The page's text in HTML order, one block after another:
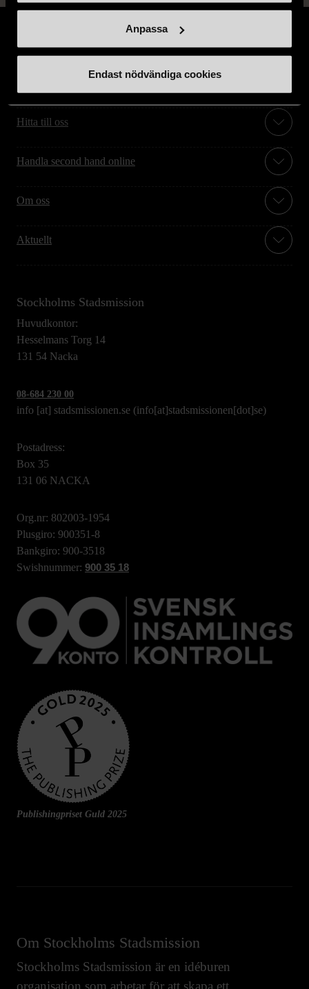
Anpassa
Endast nödvändiga cookies
Hitta till oss
Handla second hand online
Om oss
Aktuellt
Stockholms Stadsmission
Huvudkontor:
Hesselmans Torg 14
131 54 Nacka
08-684 230 00
info [at] stadsmissionen.se (info[at]stadsmissionen[dot]se)
Postadress:
Box 35
131 06 NACKA
Org.nr: 802003-1954
Plusgiro: 900351-8
Bankgiro: 900-3518
Swishnummer: 900 35 18
Publishingpriset Guld 2025
Om Stockholms Stadsmission
Stockholms Stadsmission är en idéburen
organisation som arbetar för att skapa ett